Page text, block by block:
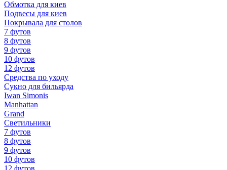
Обмотка для киев
Подвесы для киев
Покрывала для столов
7 футов
8 футов
9 футов
10 футов
12 футов
Средства по уходу
Сукно для бильярда
Iwan Simonis
Manhattan
Grand
Светильники
7 футов
8 футов
9 футов
10 футов
12 футов